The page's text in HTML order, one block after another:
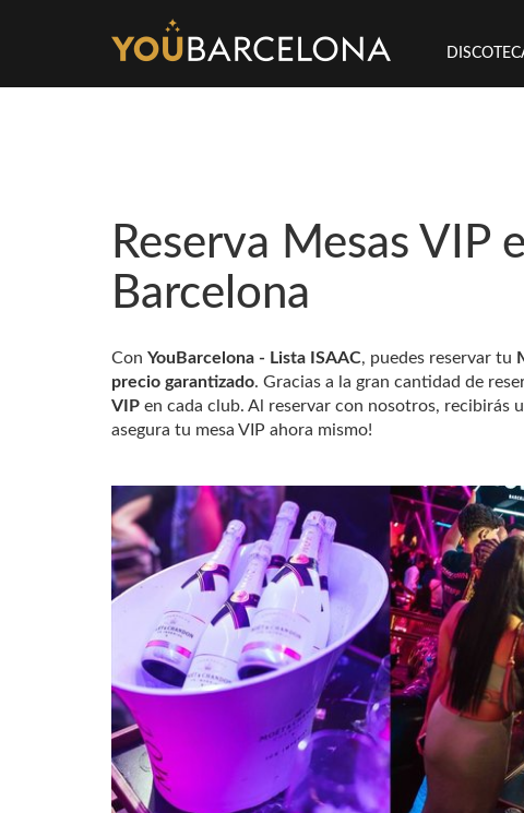
Reserva Mesas VIP
Barcelona
Con YouBarcelona - Lista ISAAC, puedes reservar tu
precio garantizado. Gracias a la gran cantidad de
VIP en cada club. Al reservar con nosotros, recibirás
asegura tu mesa VIP ahora mismo!